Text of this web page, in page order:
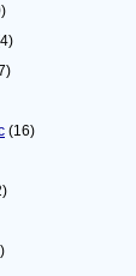
(16)